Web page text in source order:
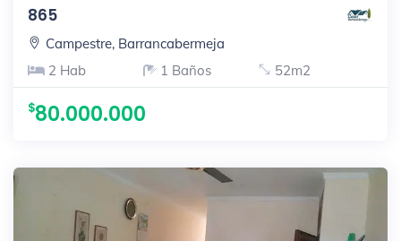
865
Campestre, Barrancabermeja
2 Hab
1 Baños 52m2
80.000.000